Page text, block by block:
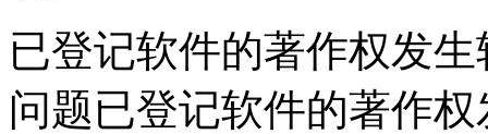
已登记软件的著作权发
问题已登记软件的著作